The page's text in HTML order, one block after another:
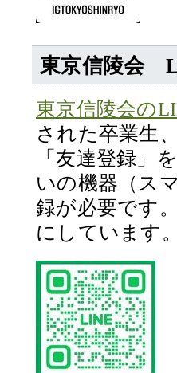
東京信陵会
東京信陵会の
された卒業生
「友達登録」
いの機器（ス
録が必要です
にしています。